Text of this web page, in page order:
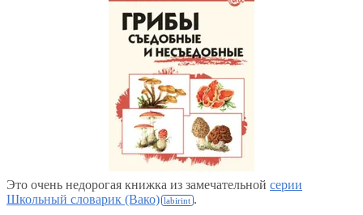
Это очень недорогая книжка из замечательной серии
Школьный словарик (Вако)
.